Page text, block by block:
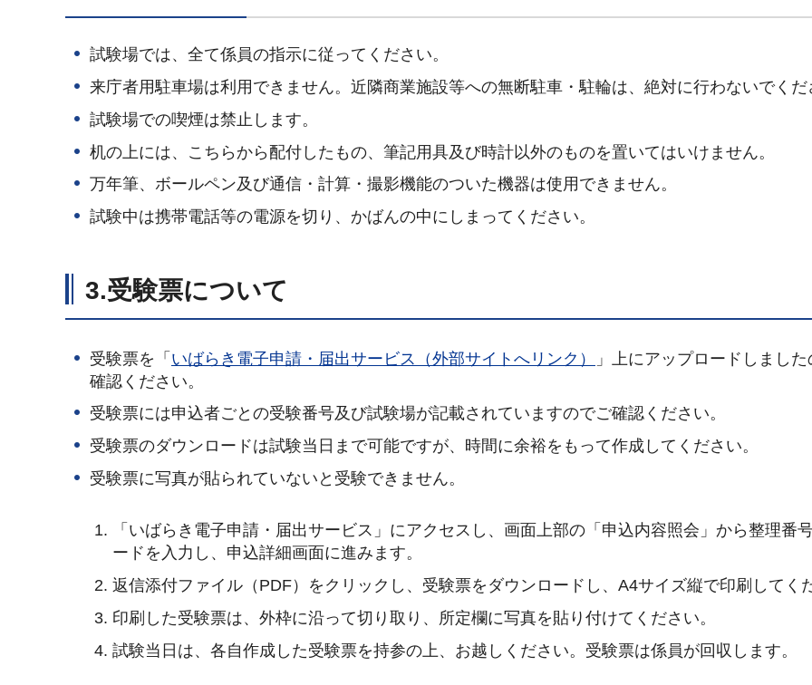
試験場では、全て係員の指示に従ってください。
来庁者用駐車場は利用できません。近隣商業施設等への無断駐車・駐輪は、絶対に行わないでくだ
試験場での喫煙は禁止します。
机の上には、こちらから配付したもの、筆記用具及び時計以外のものを置いてはいけません。
万年筆、ボールペン及び通信・計算・撮影機能のついた機器は使用できません。
試験中は携帯電話等の電源を切り、かばんの中にしまってください。
3.受験票について
受験票を「 いばらき電子申請・届出サービス（外部サイトへリンク）
」上にアップロードしまし
確認ください。
受験票には申込者ごとの受験番号及び試験場が記載されていますのでご確認ください。
受験票のダウンロードは試験当日まで可能ですが、時間に余裕をもって作成してください。
受験票に写真が貼られていないと受験できません。
「いばらき電子申請・届出サービス」にアクセスし、画面上部の「申込内容照会」から整理番
ードを入力し、申込詳細画面に進みます。
返信添付ファイル（PDF）をクリックし、受験票をダウンロードし、A4サイズ縦で印刷してく
印刷した受験票は、外枠に沿って切り取り、所定欄に写真を貼り付けてください。
試験当日は、各自作成した受験票を持参の上、お越しください。受験票は係員が回収します。